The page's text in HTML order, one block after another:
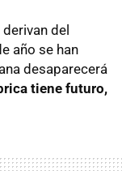
del
año se han
desaparecerá
tiene futuro,